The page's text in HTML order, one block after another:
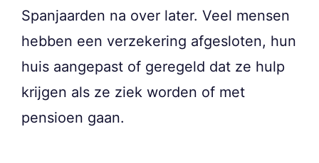
Spanjaarden na over later. Veel mensen
hebben een verzekering afgesloten, hun
huis aangepast of geregeld dat ze hulp
krijgen als ze ziek worden of met
pensioen gaan.